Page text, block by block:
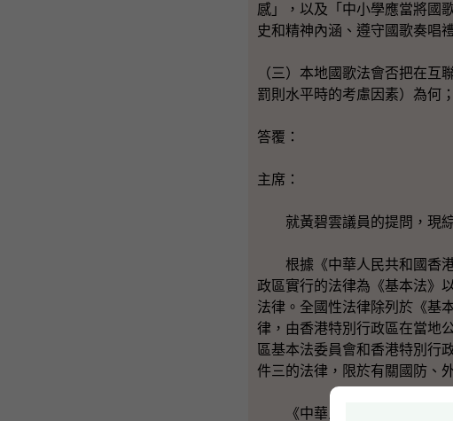
感」，以及「中小學應當將國
史和精神內涵、遵守國歌奏唱
（三）本地國歌法會否把在
罰則水平時的考慮因素）為何
答覆：
主席：
就黃碧雲議員的提問，現綜
根據《中華人民共和國香港
政區實行的法律為《基本法》
法律。全國性法律除列於《基
律，由香港特別行政區在當地
區基本法委員會和香港特別行
件三的法律，限於有關國防、
《中華人民共和國國歌法》